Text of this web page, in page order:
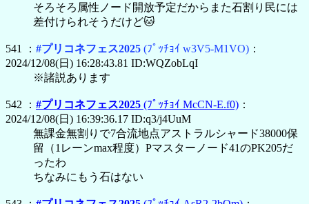
そろそろ属性ノード開放予定だからまた石割り民には
差付けられそうだけど🐱
541 ： #プリコネフェス2025 (ﾌﾟｯﾁｮｲ w3V5-M1VO) ：
2024/12/08(日) 16:28:43.81 ID:WQZobLqI
※諸説あります
542 ： #プリコネフェス2025 (ﾌﾟｯﾁｮｲ McCN-E.f0) ：
2024/12/08(日) 16:39:36.17 ID:q3/j4UuM
無課金無割りで7合流地点アストラルシャード38000保
留（1レーンmax程度）Pマスターノード41のPK205だ
ったわ
ちなみにもう石はない